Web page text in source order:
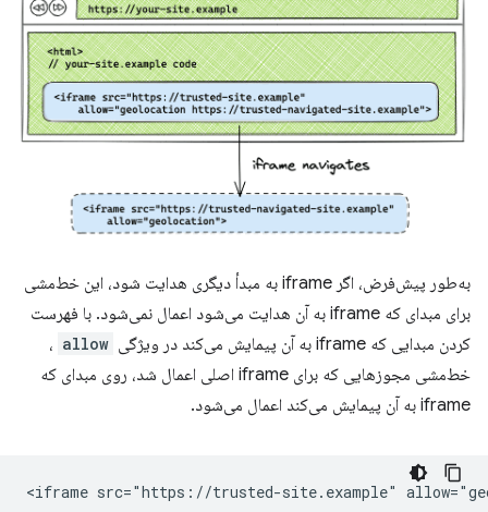
به‌طور پیش‌فرض، اگر iframe به مبدأ دیگری هدایت شود، این خط‌مشی
برای مبدای که iframe به آن هدایت می‌شود اعمال نمی‌شود. با فهرست
کردن مبدایی که iframe به آن پیمایش می‌کند در ویژگی
allow ،
خط‌مشی مجوزهایی که برای iframe اصلی اعمال شد، روی مبدای که
iframe به آن پیمایش می‌کند اعمال می‌شود.